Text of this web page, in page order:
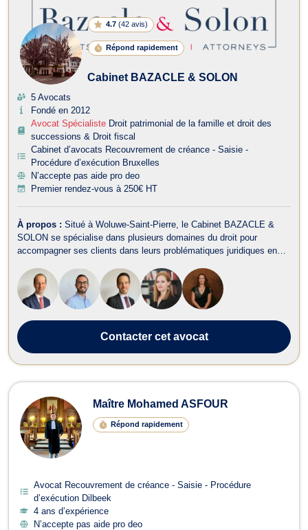
4.7 (42 avis)
Répond rapidement
Cabinet BAZACLE & SOLON
5 Avocats
Fondé en 2012
Avocat Spécialiste Droit patrimonial de la famille et droit des
successions & Droit fiscal
Cabinet d’avocats Recouvrement de créance - Saisie -
Procédure d’exécution Bruxelles
N’accepte pas aide pro deo
Premier rendez-vous à 250€ HT
À propos : Situé à Woluwe-Saint-Pierre, le Cabinet BAZACLE &
SOLON se spécialise dans plusieurs domaines du droit pour
accompagner ses clients dans leurs problématiques juridiques en
Affaires, Droit des Sociétés, Droit des Affaires, Droit des
Successions, Droit Commercia...
Contactercet avocat
Maître Mohamed ASFOUR
Répond rapidement
Avocat Recouvrement de créance - Saisie - Procédure
d’exécution Dilbeek
4 ans d’expérience
N’accepte pas aide pro deo